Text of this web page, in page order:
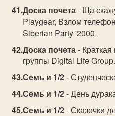
Доска почета- Ща
Playgear, Взлом
Siberian Party '2000.
Доска почета- Краткая
группы Digital Life Group.
Семь и 1/2-
Семь и 1/2- День
Семь и 1/2- Сказочки